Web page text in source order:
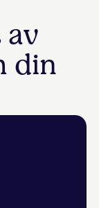
din